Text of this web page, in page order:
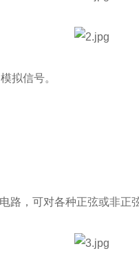
拟信号。
路，可对各种正弦或非正